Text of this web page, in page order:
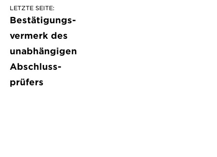
LETZTE SEITE:
Bestätigungs­
vermerk des
unabhängigen
Abschluss­
prüfers